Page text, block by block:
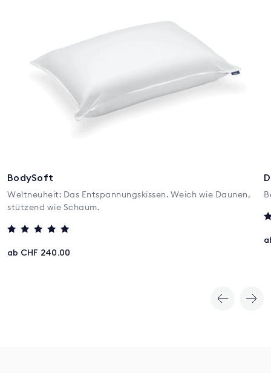
BodySoft
Weltneuheit: Das Entspannungskissen. Weich wie Daunen,
stützend wie Schaum.
von 5
ab CHF 240.00
3